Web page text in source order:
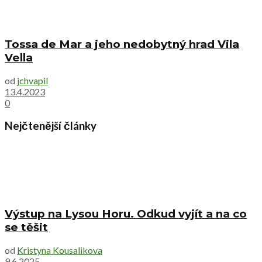
Tossa de Mar a jeho nedobytný hrad Vila
Vella
od jchvapil
13.4.2023
0
Nejčtenější články
Výstup na Lysou Horu. Odkud vyjít a na co
se těšit
od Kristyna Kousalikova